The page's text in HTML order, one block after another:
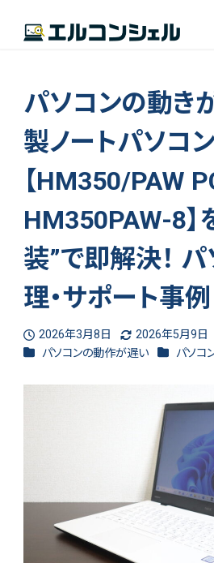
パソコンの動き
製ノートパソコン
【HM350/PAW
HM350PAW-8】
装”で即解決！
理・サポート事例
投稿日
2026年3月8日
更新日
2026年5月9日
カテゴリー
パソコンの動作が遅い カテゴリー
パソコ